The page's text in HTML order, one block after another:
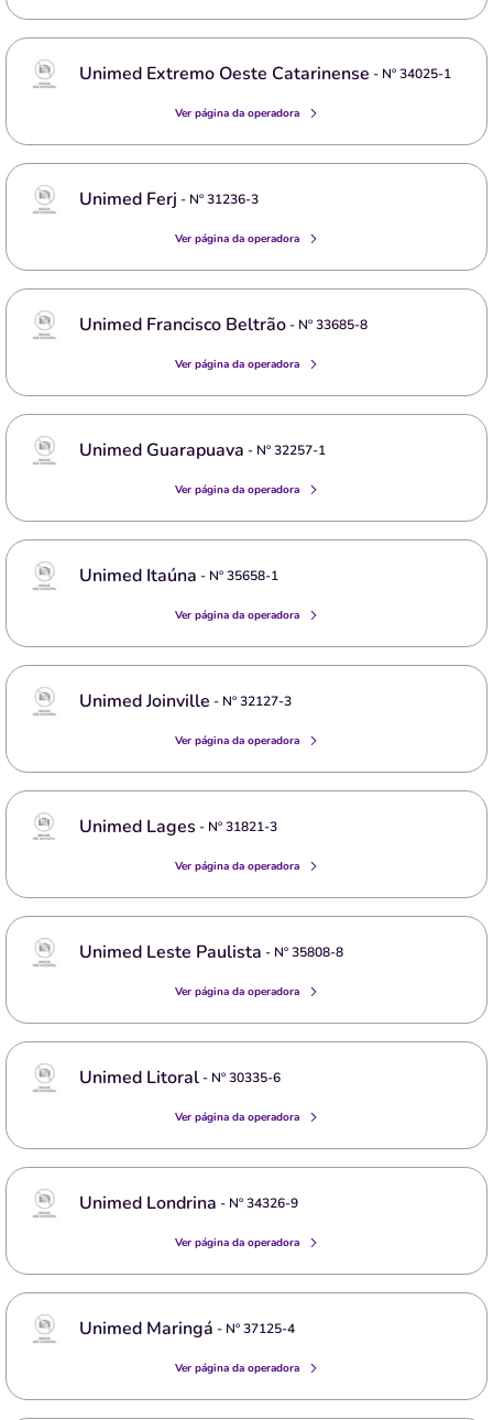
Unimed Extremo Oeste Catarinense - Nº34025-1
Ver página da operadora
Unimed Ferj - Nº31236-3
Ver página da operadora
Unimed Francisco Beltrão- Nº33685-8
Ver página da operadora
Unimed Guarapuava - Nº32257-1
Ver página da operadora
Unimed Itaúna - Nº35658-1
Ver página da operadora
Unimed Joinville - Nº32127-3
Ver página da operadora
Unimed Lages - Nº31821-3
Ver página da operadora
Unimed Leste Paulista - Nº35808-8
Ver página da operadora
Unimed Litoral- Nº30335-6
Ver página da operadora
Unimed Londrina - Nº34326-9
Ver página da operadora
Unimed Maringá - Nº37125-4
Ver página da operadora